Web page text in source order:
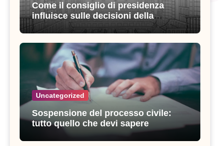
Come il consiglio di presidenza
influisce sulle decisioni della
giustizia amministrativa
Uncategorized
Sospensione del processo civile:
tutto quello che devi sapere